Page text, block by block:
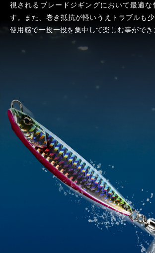
視されるブレードジギングにおいて最適な
す。また、巻き抵抗が軽いうえトラブルも
使用感で一投一投を集中して楽しむ事ができ